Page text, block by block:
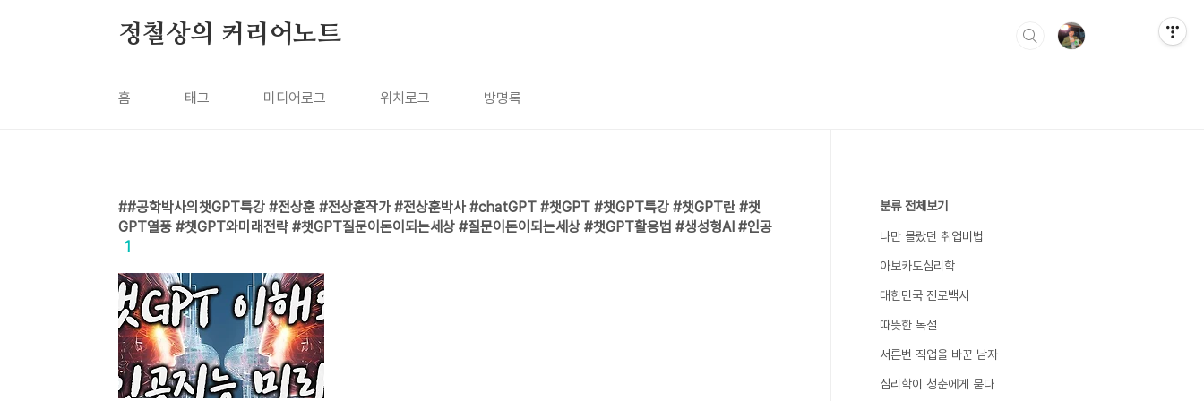
정철상의 커리어노트
홈 태그 미디어로그 위치로그 방명록
#공학박사의챗GPT특강 #전상훈 #전상훈작가 #전상훈박사 #chatGPT #챗GPT #챗GPT특강 #챗GPT란 #챗
GPT열풍 #챗GPT와미래전략 #챗GPT질문이돈이되는세상 #질문이돈이되는세상 #챗GPT활용법 #생성형AI #인공
1
분류 전체보기
나만 몰랐던 취업비법
아보카도심리학
대한민국 진로백서
따뜻한 독설
서른번 직업을 바꾼 남자
심리학이 청춘에게 묻다